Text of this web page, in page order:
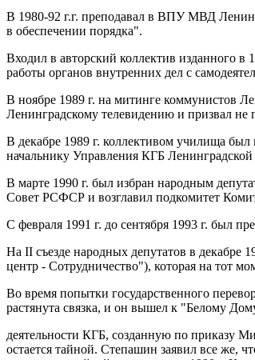
В 1980-92 г.г. преподавал в ВПУ МВД
в обеспечении порядка".
Входил в авторский коллектив изданного
работы органов внутренних дел с
В ноябре 1989 г. на митинге коммунистов
Ленинградскому телевидению и призвал не
В декабре 1989 г. коллективом училища
начальнику Управления КГБ
В марте 1990 г. был избран народным
Совет РСФСР и возглавил подкомитет
С февраля 1991 г. до сентября 1993 г. был
На II съезде народных депутатов в
центр - Сотрудничество"), которая на тот
Во время попытки государственного
растянута связка, и он вышел к "Белому
деятельности КГБ, созданную по приказу
остается тайной. Степашин заявил все же,